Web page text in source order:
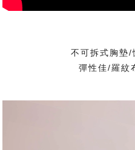
不可拆式胸墊/
彈性佳/羅紋